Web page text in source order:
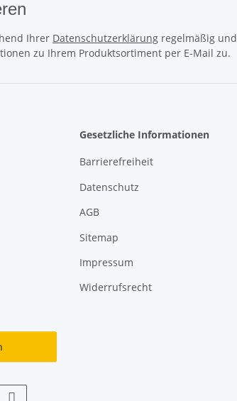
Ihrer Datenschutzerklärung regelmäßig und
zu Ihrem Produktsortiment per E-Mail zu.
Gesetzliche Informationen
Barrierefreiheit
Datenschutz
AGB
Sitemap
Impressum
Widerrufsrecht